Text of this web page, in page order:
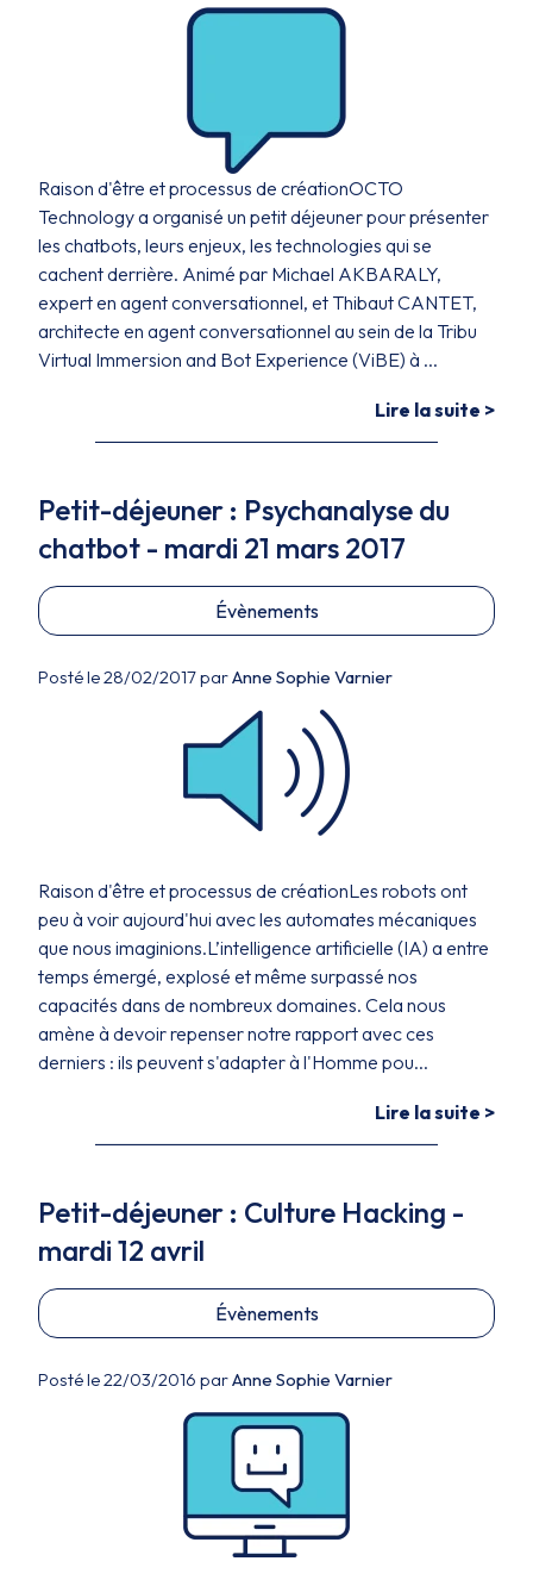
Raison d'être et processus de créationOCTO
Technology a organisé un petit déjeuner pour présenter
les chatbots, leurs enjeux, les technologies qui se
cachent derrière. Animé par Michael AKBARALY,
expert en agent conversationnel, et Thibaut CANTET,
architecte en agent conversationnel au sein de la Tribu
Virtual Immersion and Bot Experience (ViBE) à ...
Lire la suite >
Petit-déjeuner : Psychanalyse du
chatbot - mardi 21 mars 2017
Évènements
Posté le 28/02/2017 parAnne Sophie Varnier
Raison d'être et processus de créationLes robots ont
peu à voir aujourd'hui avec les automates mécaniques
que nous imaginions.L’intelligence artificielle (IA) a entre
temps émergé, explosé et même surpassé nos
capacités dans de nombreux domaines. Cela nous
amène à devoir repenser notre rapport avec ces
derniers : ils peuvent s'adapter à l'Homme pou...
Lire la suite >
Petit-déjeuner : Culture Hacking -
mardi 12 avril
Évènements
Posté le 22/03/2016 parAnne Sophie Varnier